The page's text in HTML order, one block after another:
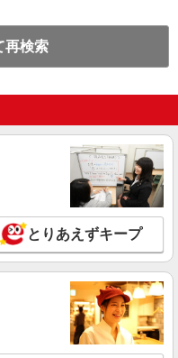
再検索
とりあえずキープ